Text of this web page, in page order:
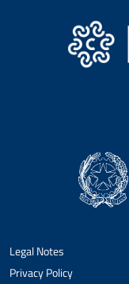
Legal Notes
Privacy Policy